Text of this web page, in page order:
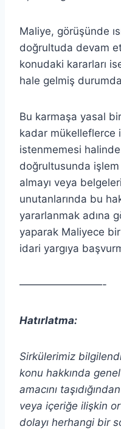
Maliye, görüşünde
doğrultuda devam
konudaki kararları
hale gelmiş
Bu karmaşa yasal
kadar mükelleflerce
istenmemesi
doğrultusunda
almayı veya
unutanlarında bu
yararlanmak adına
yaparak Maliyece
idari yargıya
————————-
Hatırlatma:
Sirkülerimiz
konu hakkında
amacını
veya içeriğe ilişkin
dolayı herhangi bir